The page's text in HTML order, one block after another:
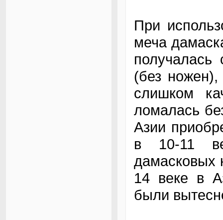
При
меча
(без
слишком
ломалась
Азии
в 10-11
дамасковых
14 веке в
были